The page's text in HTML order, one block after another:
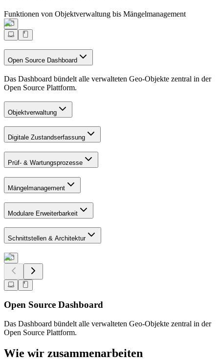
Funktionen von Objektverwaltung bis Mängelmanagement
Open Source Dashboard
Das Dashboard bündelt alle verwalteten Geo-Objekte zentral in der
Open Source Plattform.
Objektverwaltung
Digitale Zustandserfassung
Prüf- & Wartungsprozesse
Mängelmanagement
Modulare Erweiterbarkeit
Schnittstellen & Architektur
Open Source Dashboard
Das Dashboard bündelt alle verwalteten Geo-Objekte zentral in der
Open Source Plattform.
Wie wir zusammenarbeiten